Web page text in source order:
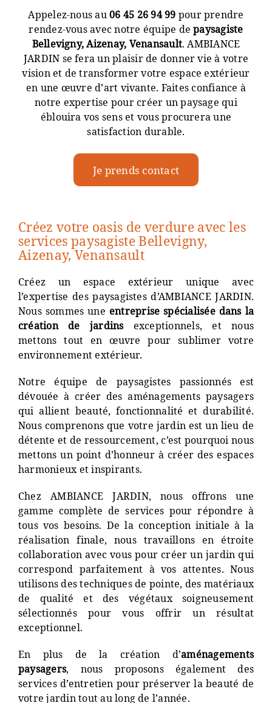
Appelez-nous au06 45 26 94 99pour prendre
rendez-vous avec notre équipe depaysagiste
Bellevigny, Aizenay, Venansault. AMBIANCE
JARDIN se fera un plaisir de donner vie à votre
vision et de transformer votre espace extérieur
en une œuvre d’art vivante. Faites confiance à
notre expertise pour créer un paysage qui
éblouira vos sens et vous procurera une
satisfaction durable.
Je prends contact
Créez votre oasis de verdure avec les
services paysagiste Bellevigny,
Aizenay, Venansault
Créez un espace extérieur unique avec
l’expertise des paysagistes d’AMBIANCE JARDIN.
Nous sommes une entreprise spécialisée dans la
création de jardinsexceptionnels, et nous
mettons tout en œuvre pour sublimer votre
environnement extérieur.
Notre équipe de paysagistes passionnés est
dévouée à créer des aménagements paysagers
qui allient beauté, fonctionnalité et durabilité.
Nous comprenons que votre jardin est un lieu de
détente et de ressourcement, c’est pourquoi nous
mettons un point d’honneur à créer des espaces
harmonieux et inspirants.
Chez AMBIANCE JARDIN, nous offrons une
gamme complète de services pour répondre à
tous vos besoins. De la conception initiale à la
réalisation finale, nous travaillons en étroite
collaboration avec vous pour créer un jardin qui
correspond parfaitement à vos attentes. Nous
utilisons des techniques de pointe, des matériaux
de qualité et des végétaux soigneusement
sélectionnés pour vous offrir un résultat
exceptionnel.
En plus de la création d’aménagements
paysagers, nous proposons également des
services d’entretien pour préserver la beauté de